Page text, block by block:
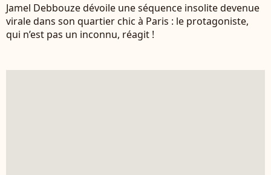
Jamel Debbouze dévoile une séquence insolite devenue
virale dans son quartier chic à Paris : le protagoniste,
qui n’est pas un inconnu, réagit !